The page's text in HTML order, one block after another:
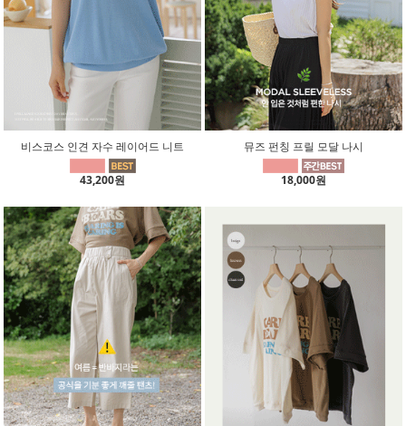
비스코스 인견 자수 레이어드 니트
43,200원
뮤즈 펀칭 프릴 모달 나시
18,000원